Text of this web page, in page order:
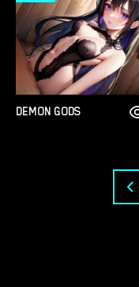
DEMON GODS